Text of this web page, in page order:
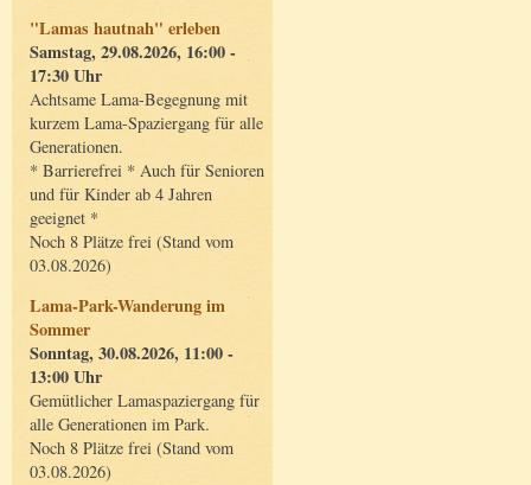
"Lamas hautnah" erleben
Samstag, 29.08.2026, 16:00 -
17:30 Uhr
Achtsame Lama-Begegnung mit
kurzem Lama-Spaziergang für alle
Generationen.
* Barrierefrei * Auch für Senioren
und für Kinder ab 4 Jahren
geeignet *
Noch 8 Plätze frei (Stand vom
03.08.2026)
Lama-Park-Wanderung im
Sommer
Sonntag, 30.08.2026, 11:00 -
13:00 Uhr
Gemütlicher Lamaspaziergang für
alle Generationen im Park.
Noch 8 Plätze frei (Stand vom
03.08.2026)